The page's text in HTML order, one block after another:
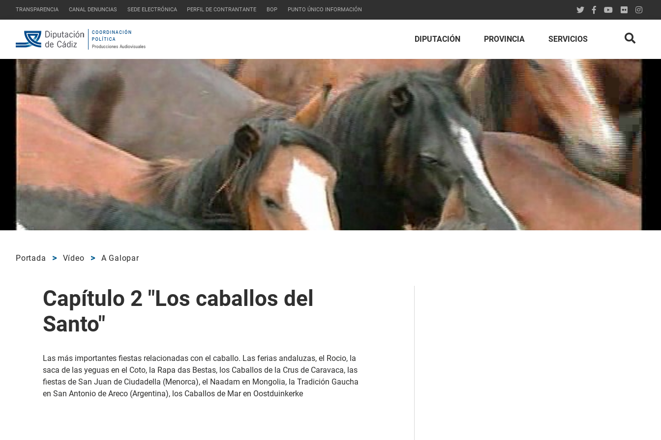
TRANSPARENCIA CANAL DENUNCIAS SEDE ELECTRÓNICA PERFIL DE CONTRANTANTE BOP PUNTO ÚNICO INFORMACIÓN
DIPUTACIÓN PROVINCIA SERVICIOS
Portada Vídeo A Galopar
Capítulo 2 "Los caballos del
Santo"
Las más importantes fiestas relacionadas con el caballo. Las ferias andaluzas, el Rocio, la
saca de las yeguas en el Coto, la Rapa das Bestas, los Caballos de la Crus de Caravaca, las
fiestas de San Juan de Ciudadella (Menorca), el Naadam en Mongolia, la Tradición Gaucha
en San Antonio de Areco (Argentina), los Caballos de Mar en Oostduinkerke